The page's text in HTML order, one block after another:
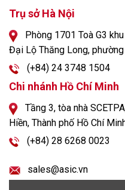
Trụ sở Hà Nội
Phòng 1701 Toà G3
Đại Lộ Thăng Long,
(+84) 24 3748 1504
Chi nhánh Hồ Chí Minh
Tầng 3, tòa nhà
Hiền, Thành phố Hồ Chí
(+84) 28 6268 0023
sales@asic.vn